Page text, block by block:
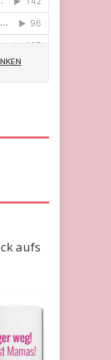
aufs